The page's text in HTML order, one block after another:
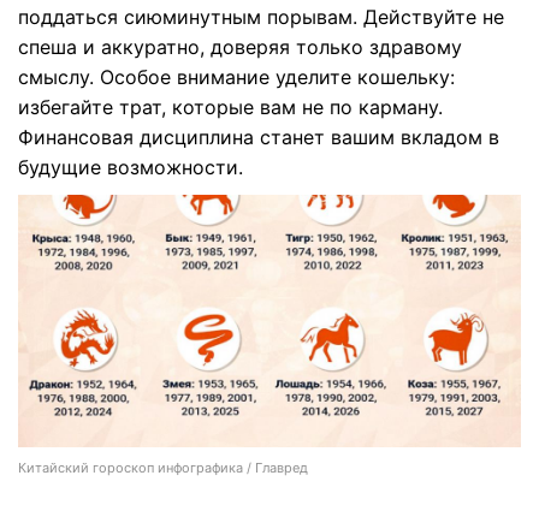
поддаться сиюминутным порывам. Действуйте не
спеша и аккуратно, доверяя только здравому
смыслу. Особое внимание уделите кошельку:
избегайте трат, которые вам не по карману.
Финансовая дисциплина станет вашим вкладом в
будущие возможности.
Китайский гороскоп инфографика / Главред